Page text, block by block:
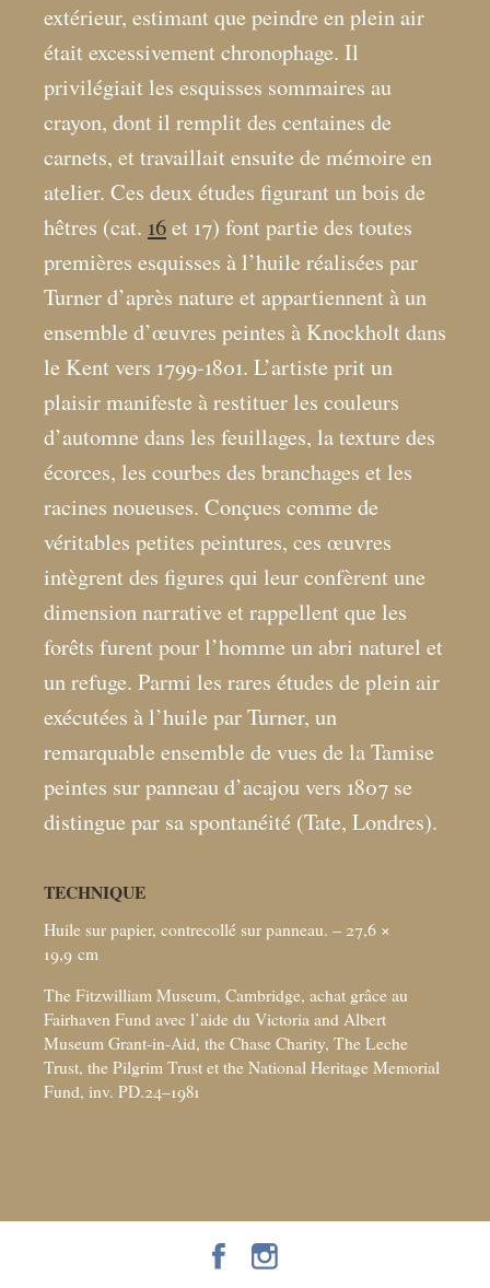
extérieur, estimant que peindre en plein air
était excessivement chronophage. Il
privilégiait les esquisses sommaires au
crayon, dont il remplit des centaines de
carnets, et travaillait ensuite de mémoire en
atelier. Ces deux études figurant un bois de
hêtres (cat. 16et 17) font partie des toutes
premières esquisses à l’huile réalisées par
Turner d’après nature et appartiennent à un
ensemble d’œuvres peintes à Knockholt dans
le Kent vers 1799-1801. L’artiste prit un
plaisir manifeste à restituer les couleurs
d’automne dans les feuillages, la texture des
écorces, les courbes des branchages et les
racines noueuses. Conçues comme de
véritables petites peintures, ces œuvres
intègrent des figures qui leur confèrent une
dimension narrative et rappellent que les
forêts furent pour l’homme un abri naturel et
un refuge. Parmi les rares études de plein air
exécutées à l’huile par Turner, un
remarquable ensemble de vues de la Tamise
peintes sur panneau d’acajou vers 1807 se
distingue par sa spontanéité (Tate, Londres).
TECHNIQUE
Huile sur papier, contrecollé sur panneau. – 27,6 ×
19,9 cm
The Fitzwilliam Museum, Cambridge, achat grâce au
Fairhaven Fund avec l’aide du Victoria and Albert
Museum Grant-in-Aid, the Chase Charity, The Leche
Trust, the Pilgrim Trust et the National Heritage Memorial
Fund, inv. PD.24–1981